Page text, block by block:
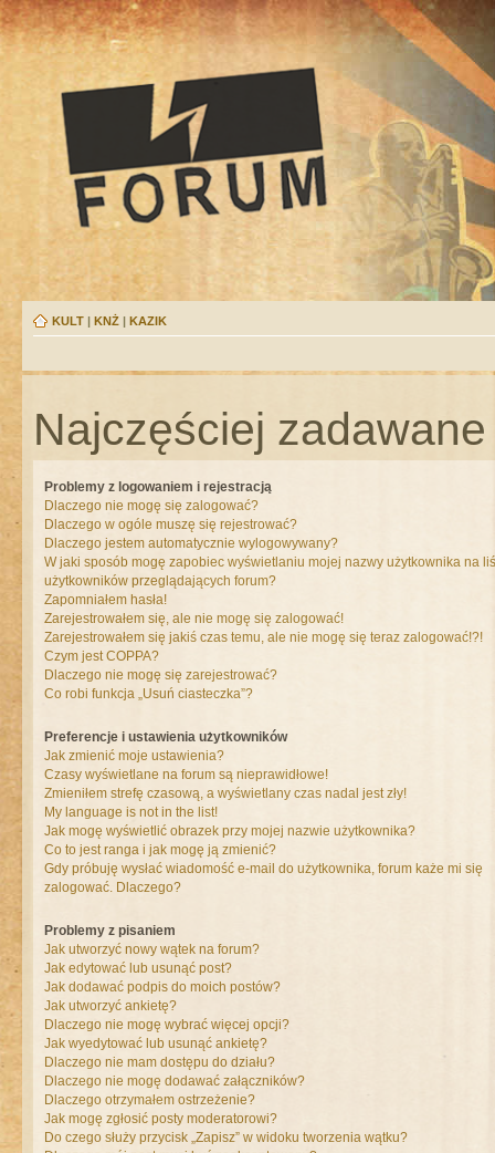
KULT | KNŻ | KAZIK
Najczęściej
Problemy z logowaniem i rejestracją
Dlaczego nie mogę się zalogować?
Dlaczego w ogóle muszę się rejestrować?
Dlaczego jestem automatycznie wylogowywany?
W jaki sposób mogę zapobiec wyświetlaniu mojej nazwy użytkownika na
użytkowników przeglądających forum?
Zapomniałem hasła!
Zarejestrowałem się, ale nie mogę się zalogować!
Zarejestrowałem się jakiś czas temu, ale nie mogę się teraz zalogować!?!
Czym jest COPPA?
Dlaczego nie mogę się zarejestrować?
Co robi funkcja „Usuń ciasteczka”?
Preferencje i ustawienia użytkowników
Jak zmienić moje ustawienia?
Czasy wyświetlane na forum są nieprawidłowe!
Zmieniłem strefę czasową, a wyświetlany czas nadal jest zły!
My language is not in the list!
Jak mogę wyświetlić obrazek przy mojej nazwie użytkownika?
Co to jest ranga i jak mogę ją zmienić?
Gdy próbuję wysłać wiadomość e-mail do użytkownika, forum każe mi się
zalogować. Dlaczego?
Problemy z pisaniem
Jak utworzyć nowy wątek na forum?
Jak edytować lub usunąć post?
Jak dodawać podpis do moich postów?
Jak utworzyć ankietę?
Dlaczego nie mogę wybrać więcej opcji?
Jak wyedytować lub usunąć ankietę?
Dlaczego nie mam dostępu do działu?
Dlaczego nie mogę dodawać załączników?
Dlaczego otrzymałem ostrzeżenie?
Jak mogę zgłosić posty moderatorowi?
Do czego służy przycisk „Zapisz” w widoku tworzenia wątku?